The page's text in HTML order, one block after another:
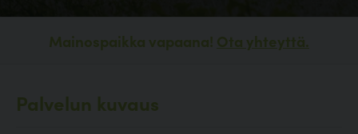
Mainospaikka vapaana! Ota yhteyttä.
Palvelun kuvaus